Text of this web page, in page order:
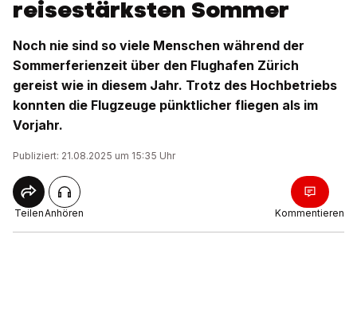
reisestärksten Sommer
Noch nie sind so viele Menschen während der
Sommerferienzeit über den Flughafen Zürich
gereist wie in diesem Jahr. Trotz des Hochbetriebs
konnten die Flugzeuge pünktlicher fliegen als im
Vorjahr.
Publiziert: 21.08.2025 um 15:35 Uhr
TeilenAnhören Kommentieren